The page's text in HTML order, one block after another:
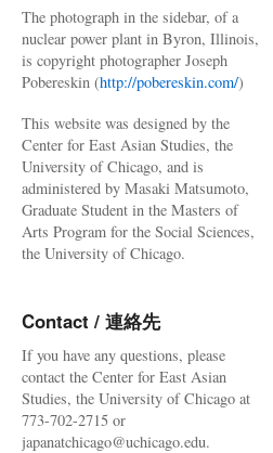
The photograph in the sidebar, of a
nuclear power plant in Byron, Illinois,
is copyright photographer Joseph
Pobereskin (http://pobereskin.com/)
This website was designed by the
Center for East Asian Studies, the
University of Chicago, and is
administered by Masaki Matsumoto,
Graduate Student in the Masters of
Arts Program for the Social Sciences,
the University of Chicago.
Contact / 連絡先
If you have any questions, please
contact the Center for East Asian
Studies, the University of Chicago at
773-702-2715 or
japanatchicago@uchicago.edu.